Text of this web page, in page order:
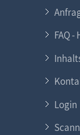
FAQ
Login